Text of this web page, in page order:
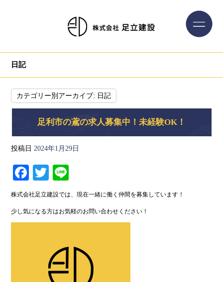
日記
カテゴリー別アーカイブ: 日記
足利市の鳶の求人募集中！未経験OK！
投稿日 2024年1月29日
Fa
ce
bo
ok
T
wi
tte
r
ne
株式会社足立建設では、現在一緒に働く仲間を募集しています！
少し気になる方はお気軽のお問い合わせください！